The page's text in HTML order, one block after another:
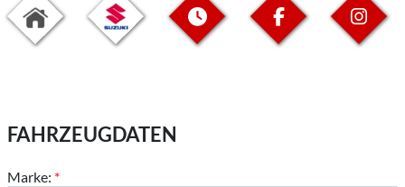
FAHRZEUGDATEN
Marke: *